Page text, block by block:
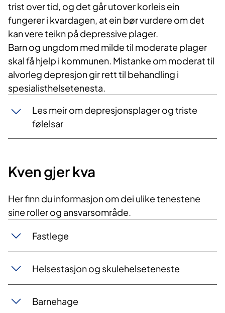
trist over tid, og det går utover korleis ein
fungerer i kvardagen, at ein bør vurdere om det
kan vere teikn på depressive plager.
Barn og ungdom med milde til moderate plager
skal få hjelp i kommunen. Mistanke om moderat til
alvorleg depresjon gir rett til behandling i
spesialisthelsetenesta.
Les meir om depresjonsplager og triste
følelsar​
Kven gjer kva
Her finn du informasjon om dei ulike tenestene
sine roller og ansvarsområde.
Fastlege
Helsestasjon og skulehelseteneste
Barnehage